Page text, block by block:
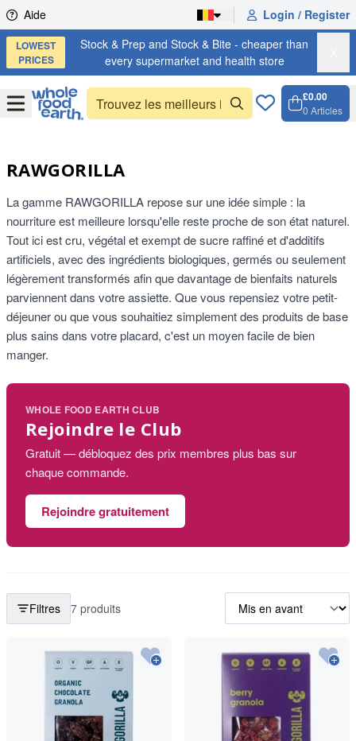
Skip to content
Aide Login / Register
LOWEST
PRICES
Stock & Prep and Stock & Bite - cheaper than
every supermarket and health store
OpenMenu
£0.00
0 Articles
RAWGORILLA
La gamme RAWGORILLA repose sur une idée simple : la
nourriture est meilleure lorsqu'elle reste proche de son état naturel.
Tout ici est cru, végétal et exempt de sucre raffiné et d'additifs
artificiels, avec des ingrédients biologiques, germés ou seulement
légèrement transformés afin que davantage de bienfaits naturels
parviennent dans votre assiette. Que vous repensiez votre petit-
déjeuner ou que vous souhaitiez simplement des produits de base
plus sains dans votre placard, c'est un moyen facile de bien
manger.
WHOLE FOOD EARTH CLUB
Rejoindre le Club
Gratuit — débloquez des prix membres plus bas sur
chaque commande.
Rejoindre gratuitement
Filtres 7 produits